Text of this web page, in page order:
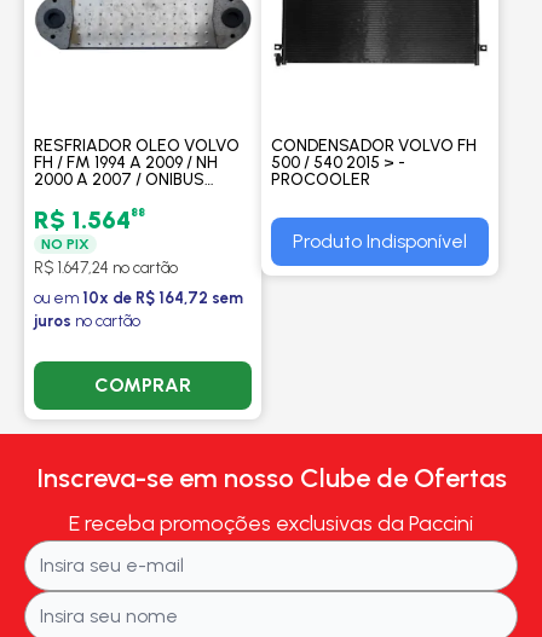
RESFRIADOR OLEO VOLVO
FH / FM 1994 A 2009 / NH
2000 A 2007 / ONIBUS
D12DC - PROCOOLER
R$ 1.56488
NO PIX
R$ 1.647,24 no cartão
ou em 10x de R$ 164,72 sem
juros no cartão
COMPRAR
CONDENSADOR VOLVO FH
500 / 540 2015 > -
PROCOOLER
Produto Indisponível
Inscreva-se em nosso Clube de Ofertas
E receba promoções exclusivas da Paccini